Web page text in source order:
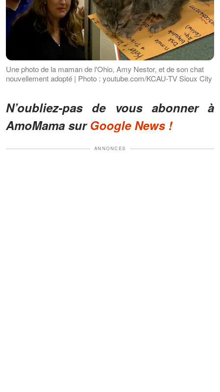
Une photo de la maman de l'Ohio, Amy Nestor, et de son chat
nouvellement adopté | Photo : youtube.com/KCAU-TV Sioux City
N’oubliez-pas de vous abonner à
AmoMama surGoogle News !
ANNONCES